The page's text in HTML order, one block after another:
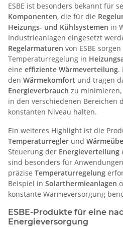
ESBE ist besonders bekannt für
Komponenten, die für die
Heizungs- und Kühlsystemen in
Industrieanlagen eingesetzt
Regelarmaturen von ESBE
Temperaturregelung in
eine effiziente Wärmeverteilung.
den Wärmekomfort und tragen
Energieverbrauch zu
in den verschiedenen Bereichen
konstanten Niveau halten.
Ein weiteres Highlight ist die
Temperaturregler und
Steuerung der Energieverteilung
sind besonders für
präzise Temperaturregelung
Beispiel in Solarthermieanlagen
konstante Wärmeversorgung
ESBE-Produkte für eine
Energieversorgung